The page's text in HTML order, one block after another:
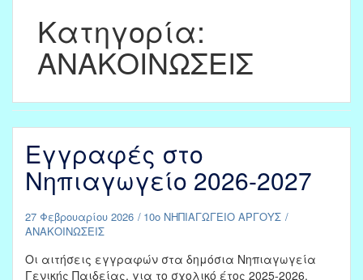
Κατηγορία:
ΑΝΑΚΟΙΝΩΣΕΙΣ
Εγγραφές στο
Νηπιαγωγείο 2026-2027
27 Φεβρουαρίου 2026
10ο ΝΗΠΙΑΓΩΓΕΙΟ ΑΡΓΟΥΣ
ΑΝΑΚΟΙΝΩΣΕΙΣ
Οι αιτήσεις εγγραφών στα δημόσια Νηπιαγωγεία
Γενικής Παιδείας, για το σχολικό έτος 2025-2026,